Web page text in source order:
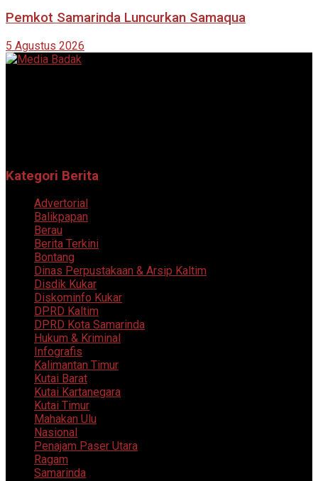
Pemkot Samarinda Luncurkan Samaqua
5 Agustus 2026
Kategori Berita
Advertorial
Balikpapan
Berau
Berita Terkini
Bontang
Dinas Perpustakaan & Arsip Kaltim
Disdik Kukar
Diskominfo Kukar
DPRD Kaltim
DPRD Kota Samarinda
Hukum & Kriminal
Infografis
Kalimantan Timur
Kutai Barat
Kutai Kartanegara
Kutai Timur
Mahakan Ulu
Nasional
Penajam Paser Utara
Ragam
Samarinda